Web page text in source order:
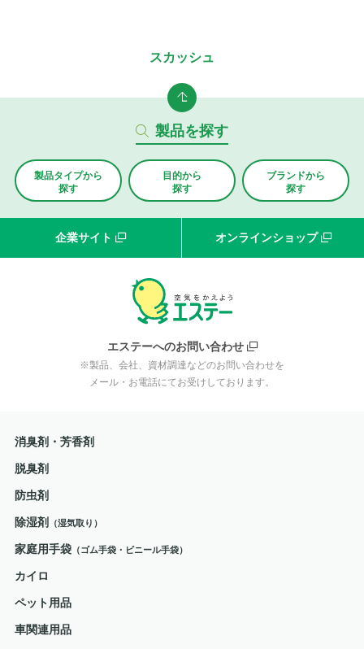
スカッシュ
製品を探す
製品タイプから
探す
目的から
探す
ブランドから
探す
企業サイト オンラインショップ
エステーへのお問い合わせ
※製品、会社、資材調達などのお問い合わせを
メール・お電話にてお受けしております。
消臭剤・芳香剤
脱臭剤
防虫剤
除湿剤 （湿気取り）
家庭用手袋（ゴム手袋・ビニール手袋）
カイロ
ペット用品
車関連用品